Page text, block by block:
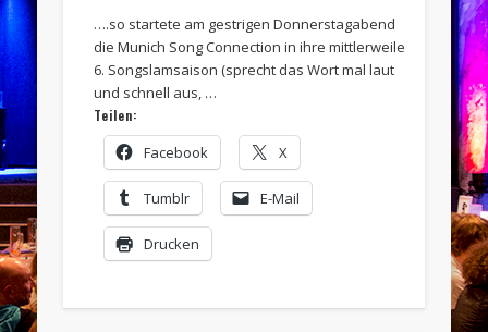
….so startete am gestrigen Donnerstagabend
die Munich Song Connection in ihre mittlerweile
6. Songslamsaison (sprecht das Wort mal laut
und schnell aus, …
Teilen:
Facebook X
Tumblr E-Mail
Drucken